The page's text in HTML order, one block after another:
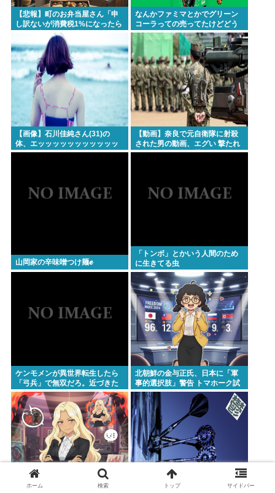
【悲報】町のお弁当屋さん「申
し訳ないが消費税1%になったら
その分商品代を値上げするわ」
なんかファミマとかでグリーン
コーラっての売ってたけどどう
なん？
【画像】石川佳純さん(31)の
体、エッッッッッッッッッッッ
ッッッッッッ！
【動画】奈良で元自衛隊に射殺
された男の動画、エグい 撃たれ
てから叫びながら苦しみもがい
山岡家の辛味噌つけ麺✊
「トンボ」とかいう人間のため
に生きてる虫
ケンモメンが異世界転生したら
「弓兵」で無双だろ。近づきた
くない、一撃ごとにモンスター
殺せば超早い。
北朝鮮の金与正氏、日本に「軍
事的選択肢」警告 トマホーク試
射に反発
ホーム 検索 トップ サイドバー